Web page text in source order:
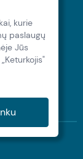
kurie
paslaugų
Jūs